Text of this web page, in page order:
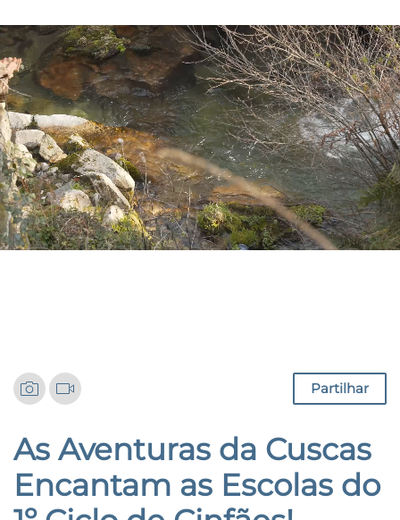
Partilhar
As Aventuras da Cuscas
Encantam as Escolas do